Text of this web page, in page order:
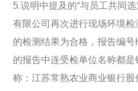
5.说明中提及的“与员工共同
有限公司再次进行现场环境
的检测结果为合格，报告编
的报告中连受检单位名称都
称：江苏常熟农业商业银行